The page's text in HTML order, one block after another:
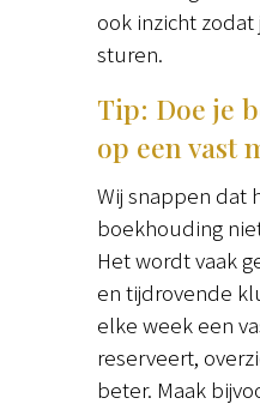
ook inzicht
sturen.
Tip: Doe je
op een vast
Wij snappen dat
boekhouding
Het wordt vaak
en tijdrovende
elke week een
reserveert,
beter. Maak